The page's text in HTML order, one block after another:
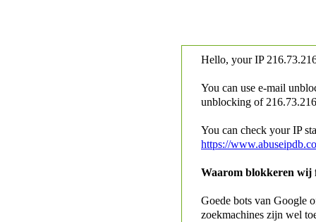
Hello, your IP
You can use e-mail
unblocking of
You can check your IP
https://
Waarom blokkeren wij
Goede bots van Google
zoekmachines zijn wel